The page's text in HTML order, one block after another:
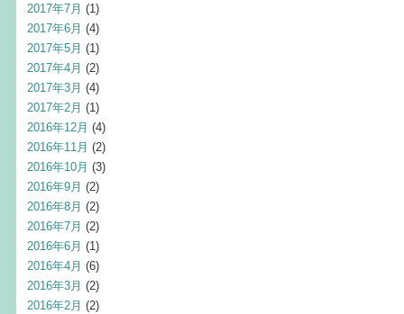
2017年7月 (1)
2017年6月 (4)
2017年5月 (1)
2017年4月 (2)
2017年3月 (4)
2017年2月 (1)
2016年12月 (4)
2016年11月 (2)
2016年10月 (3)
2016年9月 (2)
2016年8月 (2)
2016年7月 (2)
2016年6月 (1)
2016年4月 (6)
2016年3月 (2)
2016年2月 (2)